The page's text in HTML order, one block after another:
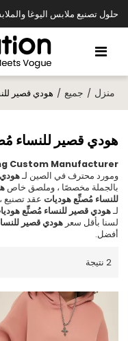
حلول تصنيع ملابس اليوغا
منزل / جميع / هودي قصير
هودي قصير للنساء
Custom Manufacturer
ومورد محترف في الصين لـ
بالجملة مخصصًا ، وملصق خاص
للنساء مُصنِّع هوديات عقد
لـهودي قصير للنساء مُصنِّع
لسنا بأقل سعرهودي قصير
أفضل.
2 نتيجة